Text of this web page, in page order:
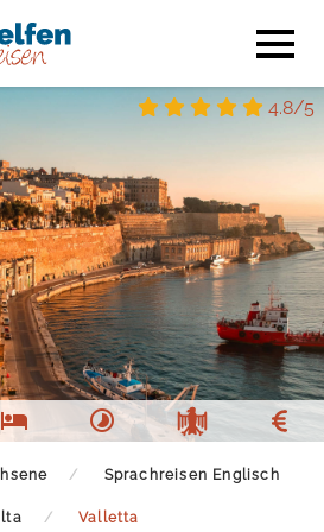
4.8/5
Sprachreisen Englisch
Valletta
Valletta
Valletta
Valletta